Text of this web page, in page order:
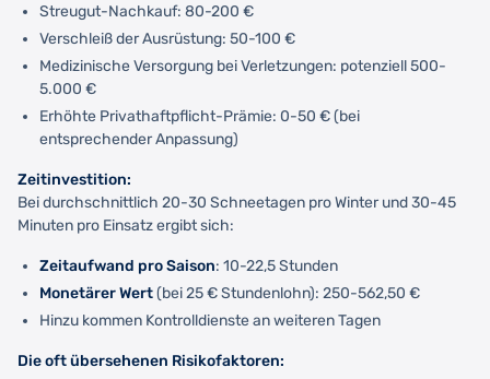
Streugut-Nachkauf: 80-200 €
Verschleiß der Ausrüstung: 50-100 €
Medizinische Versorgung bei Verletzungen: potenziell 500-
5.000 €
Erhöhte Privathaftpflicht-Prämie: 0-50 € (bei
entsprechender Anpassung)
Zeitinvestition:
Bei durchschnittlich 20-30 Schneetagen pro Winter und 30-45
Minuten pro Einsatz ergibt sich:
Zeitaufwand pro Saison: 10-22,5 Stunden
Monetärer Wert(bei 25 € Stundenlohn): 250-562,50 €
Hinzu kommen Kontrolldienste an weiteren Tagen
Die oft übersehenen Risikofaktoren: